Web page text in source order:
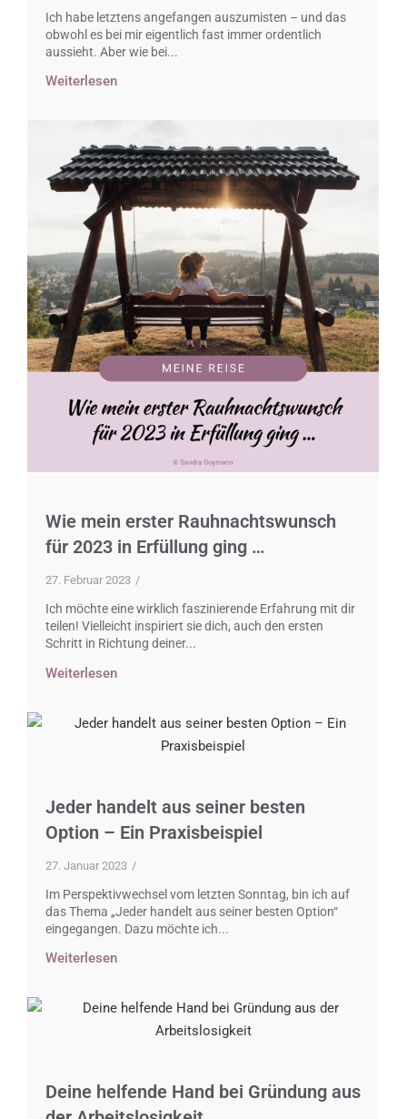
Ich habe letztens angefangen auszumisten – und das
obwohl es bei mir eigentlich fast immer ordentlich
aussieht. Aber wie bei...
Weiterlesen
Wie mein erster Rauhnachtswunsch
für 2023 in Erfüllung ging …
27. Februar 2023 /
Ich möchte eine wirklich faszinierende Erfahrung mit dir
teilen! Vielleicht inspiriert sie dich, auch den ersten
Schritt in Richtung deiner...
Weiterlesen
Jeder handelt aus seiner besten
Option – Ein Praxisbeispiel
27. Januar 2023 /
Im Perspektivwechsel vom letzten Sonntag, bin ich auf
das Thema „Jeder handelt aus seiner besten Option“
eingegangen. Dazu möchte ich...
Weiterlesen
Deine helfende Hand bei Gründung aus